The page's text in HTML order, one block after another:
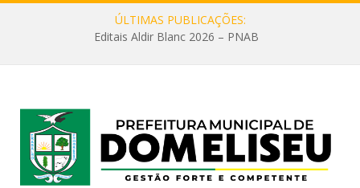
ÚLTIMAS PUBLICAÇÕES:
Editais Aldir Blanc 2026 – PNAB